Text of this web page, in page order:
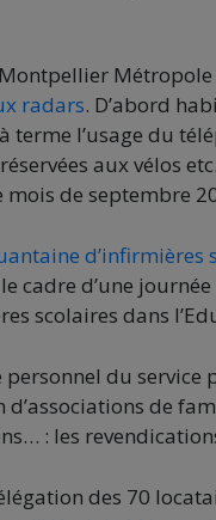
radars. D’abord
terme l’usage du
aux vélos
de septembre
d’infirmières
cadre d’une
scolaires dans
personnel du
d’associations de
: les
des 70